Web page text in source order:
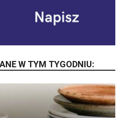
W TYM TYGODNIU: